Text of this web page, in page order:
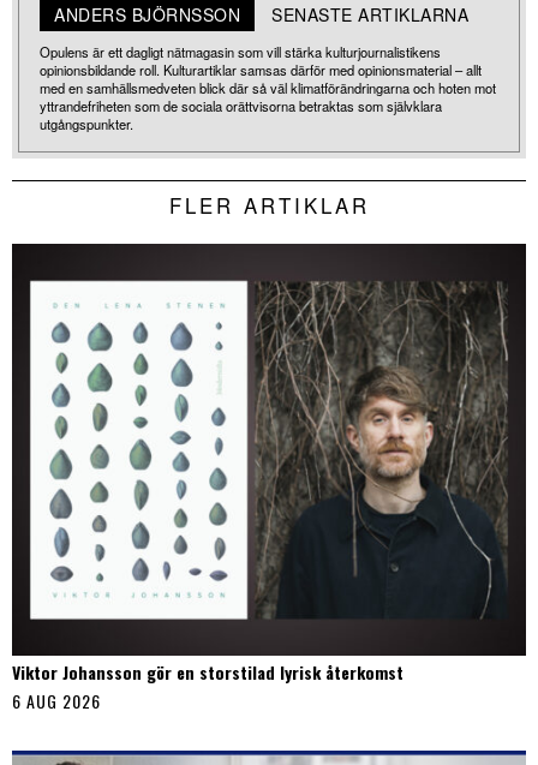
ANDERS BJÖRNSSON SENASTE ARTIKLARNA
Opulens är ett dagligt nätmagasin som vill stärka kulturjournalistikens
opinionsbildande roll. Kulturartiklar samsas därför med opinionsmaterial – allt
med en samhällsmedveten blick där så väl klimatförändringarna och hoten mot
yttrandefriheten som de sociala orättvisorna betraktas som självklara
utgångspunkter.
FLER ARTIKLAR
Viktor Johansson gör en storstilad lyrisk återkomst
6 AUG 2026